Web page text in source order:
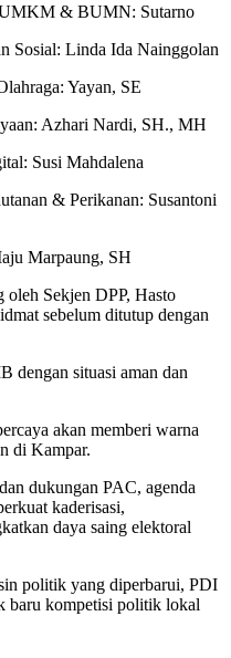
UMKM & BUMN: Sutarno
Sosial: Linda Ida Nainggolan
Yayan, SE
Azhari Nardi, SH., MH
Susi Mahdalena
& Perikanan: Susantoni
Marpaung, SH
oleh Sekjen DPP, Hasto
sebelum ditutup dengan
dengan situasi aman dan
akan memberi warna
di Kampar.
dukungan PAC, agenda
kaderisasi,
daya saing elektoral
politik yang diperbarui, PDI
baru kompetisi politik lokal